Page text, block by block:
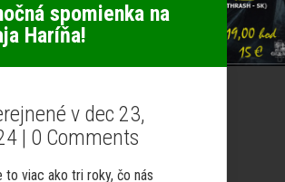
spomienka na
Haríňa!
v dec 23,
| 0 Comments
to viac ako tri roky, čo nás